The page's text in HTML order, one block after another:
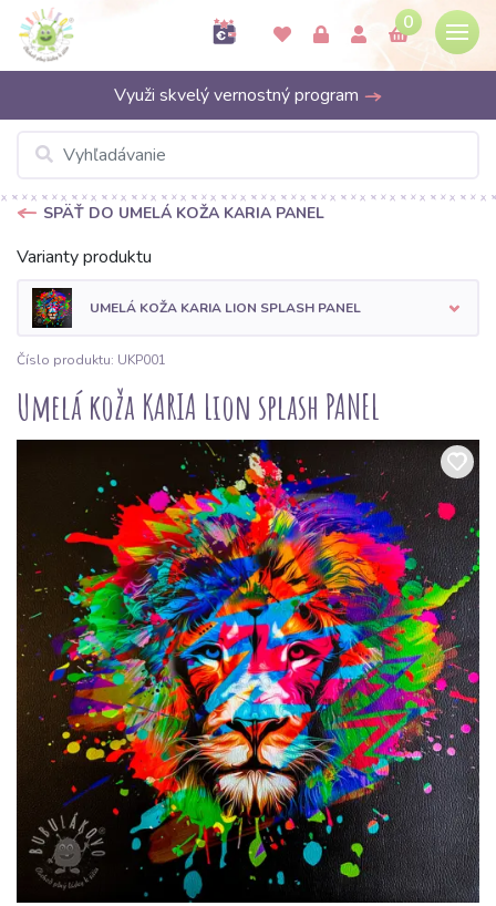
0
Využi skvelý vernostný program
SPÄŤ DO UMELÁ KOŽA KARIA PANEL
Varianty produktu
UMELÁ KOŽA KARIA LION SPLASH PANEL
Číslo produktu: UKP001
Umelá koža KARIA Lion splash PANEL